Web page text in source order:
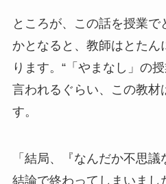
ところが、この話を授業で
かとなると、教師はとたん
ります。“「やまなし」の
言われるぐらい、この教材
す。
「結局、『なんだか不思
結論で終わってしまいまし